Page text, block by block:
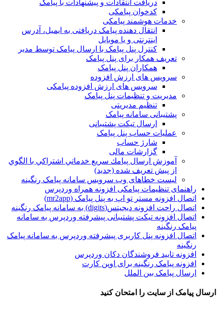
دریافت انتقادات و پیشنهادات با پیامک
کدخوان پیامکی
خدمات هوشمند پیامکی
انتقال دهنده پیامک دریافتی به ایمیل، آدرس
اینترنتی و یا موبایل
کنترل پنل پیامک با ارسال پیامک توسط مدیر
تعریف همکار برای پنل پیامک
همکاران پنل پیامک
سرویس های ارزش افزوده
سرویس های ارزش افزوده پیامکی
مدیریت و تنظیمات پنل پیامک
تنظیم مدیریتی
پشتیبانی سامانه پیامک
ارسال تیکت پشتیبانی
عملیات حساب پنل پیامک
شارژ حساب
گزارشات مالی
آموزش ارسال پيامك سريع خدماتي اشتراكي با الگوي
از پيش تعريف شده (جدید)
لیست خطاهای وب سرویس سامانه پیامک رنگینه
راهنمای تنظیمات پیامکی افزونه همراه وردپرس
اتصال افزونه مستر تو اپ به پنل پیامک (mr2app)
اتصال راحت افزونه دیجیتس(digits) به سامانه پیامک رنگینه
اتصال افزونه تیکت پشتیبانی پیشرفته وردپرس به سامانه
پیامک رنگینه
اتصال افزونه پنل کاربری پیشرفته وردپرس به سامانه پیامک
رنگینه
افزونه تایید فروشندگان دکان وردپرس
افزونه پیامک رنگینه برای اوپن کارت
ارسال پیامک بین الملل
ارسال پیامک از سایت را امتحان کنید